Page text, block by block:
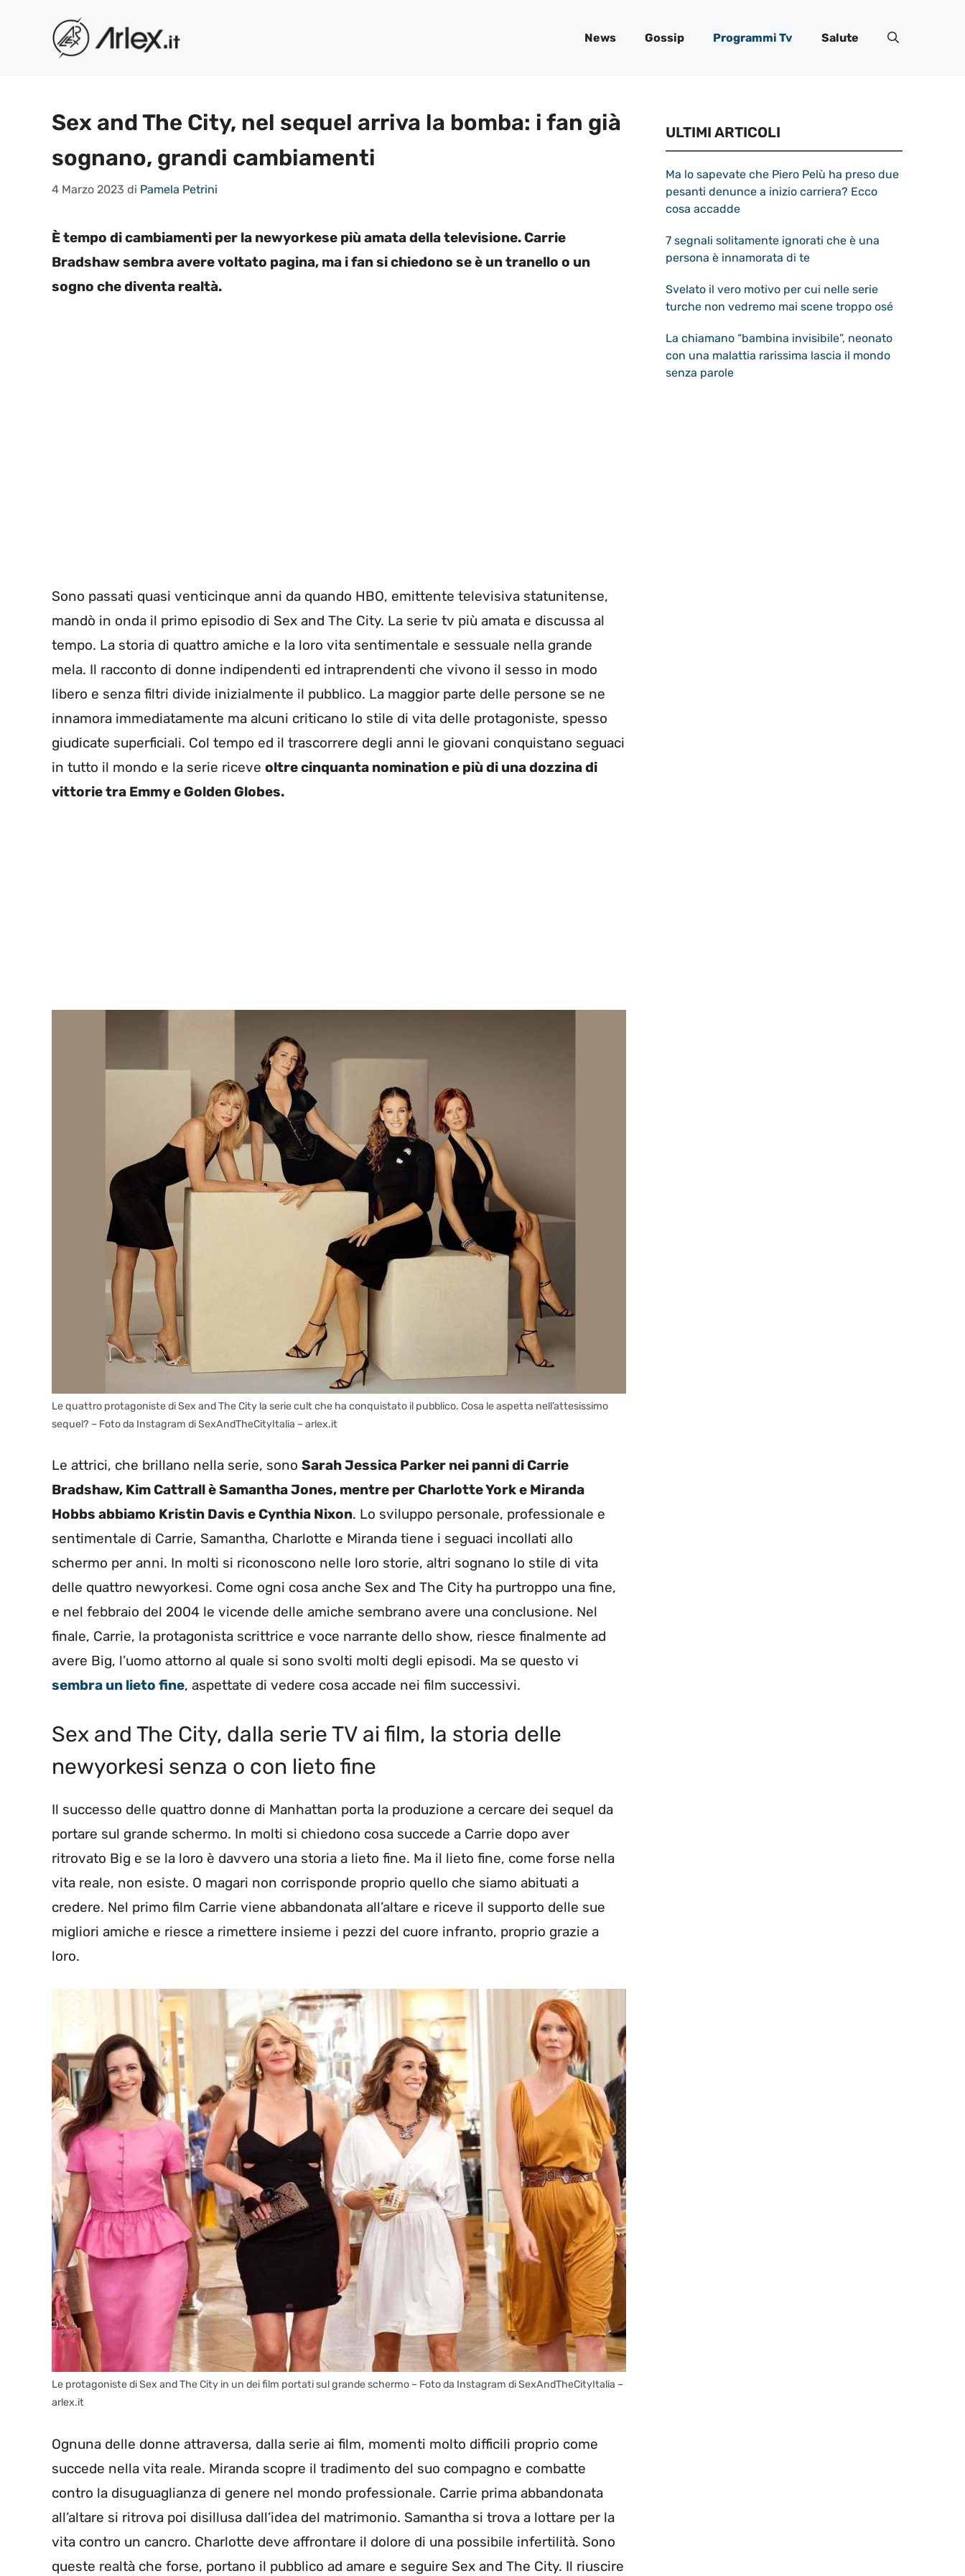
contenuto
News Gossip Programmi Tv Salute
Sex and The City, nel sequel arriva la bomba: i fan già
sognano, grandi cambiamenti
4 Marzo 2023 di Pamela Petrini
È tempo di cambiamenti per la newyorkese più amata della televisione. Carrie
Bradshaw sembra avere voltato pagina, ma i fan si chiedono se è un tranello o un
sogno che diventa realtà.
Sono passati quasi venticinque anni da quando HBO, emittente televisiva statunitense,
mandò in onda il primo episodio di Sex and The City. La serie tv più amata e discussa al
tempo. La storia di quattro amiche e la loro vita sentimentale e sessuale nella grande
mela. Il racconto di donne indipendenti ed intraprendenti che vivono il sesso in modo
libero e senza filtri divide inizialmente il pubblico. La maggior parte delle persone se ne
innamora immediatamente ma alcuni criticano lo stile di vita delle protagoniste, spesso
giudicate superficiali. Col tempo ed il trascorrere degli anni le giovani conquistano seguaci
in tutto il mondo e la serie riceve oltre cinquanta nomination e più di una dozzina di
vittorie tra Emmy e Golden Globes.
Le quattro protagoniste di Sex and The City la serie cult che ha conquistato il pubblico. Cosa le aspetta nell’attesissimo
sequel? – Foto da Instagram di SexAndTheCityItalia – arlex.it
Le attrici, che brillano nella serie, sono Sarah Jessica Parker nei panni di Carrie
Bradshaw, Kim Cattrall è Samantha Jones, mentre per Charlotte York e Miranda
Hobbs abbiamo Kristin Davis e Cynthia Nixon. Lo sviluppo personale, professionale e
sentimentale di Carrie, Samantha, Charlotte e Miranda tiene i seguaci incollati allo
schermo per anni. In molti si riconoscono nelle loro storie, altri sognano lo stile di vita
delle quattro newyorkesi. Come ogni cosa anche Sex and The City ha purtroppo una fine,
e nel febbraio del 2004 le vicende delle amiche sembrano avere una conclusione. Nel
finale, Carrie, la protagonista scrittrice e voce narrante dello show, riesce finalmente ad
avere Big, l’uomo attorno al quale si sono svolti molti degli episodi. Ma se questo vi
sembra un lieto fine, aspettate di vedere cosa accade nei film successivi.
Sex and The City, dalla serie TV ai film, la storia delle
newyorkesi senza o con lieto fine
Il successo delle quattro donne di Manhattan porta la produzione a cercare dei sequel da
portare sul grande schermo. In molti si chiedono cosa succede a Carrie dopo aver
ritrovato Big e se la loro è davvero una storia a lieto fine. Ma il lieto fine, come forse nella
vita reale, non esiste. O magari non corrisponde proprio quello che siamo abituati a
credere. Nel primo film Carrie viene abbandonata all’altare e riceve il supporto delle sue
migliori amiche e riesce a rimettere insieme i pezzi del cuore infranto, proprio grazie a
loro.
Le protagoniste di Sex and The City in un dei film portati sul grande schermo – Foto da Instagram di SexAndTheCityItalia –
arlex.it
Ognuna delle donne attraversa, dalla serie ai film, momenti molto difficili proprio come
succede nella vita reale. Miranda scopre il tradimento del suo compagno e combatte
contro la disuguaglianza di genere nel mondo professionale. Carrie prima abbandonata
all’altare si ritrova poi disillusa dall’idea del matrimonio. Samantha si trova a lottare per la
vita contro un cancro. Charlotte deve affrontare il dolore di una possibile infertilità. Sono
queste realtà che forse, portano il pubblico ad amare e seguire Sex and The City. Il riuscire
ULTIMI ARTICOLI
Ma lo sapevate che Piero Pelù ha preso due
pesanti denunce a inizio carriera? Ecco
cosa accadde
7 segnali solitamente ignorati che è una
persona è innamorata di te
Svelato il vero motivo per cui nelle serie
turche non vedremo mai scene troppo osé
La chiamano “bambina invisibile”, neonato
con una malattia rarissima lascia il mondo
senza parole